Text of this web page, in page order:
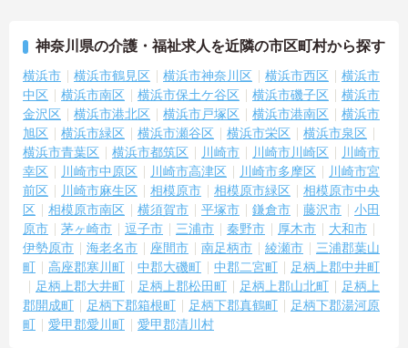
神奈川県の介護・福祉求人を近隣の市区町村から探す
横浜市 横浜市鶴見区 横浜市神奈川区 横浜市西区
横浜市
中区
横浜市南区 横浜市保土ケ谷区 横浜市磯子区
横浜市
金沢区
横浜市港北区 横浜市戸塚区 横浜市港南区
横浜市
旭区
横浜市緑区 横浜市瀬谷区 横浜市栄区
横浜市泉区
横浜市青葉区
横浜市都筑区 川崎市 川崎市川崎区
川崎市
幸区
川崎市中原区 川崎市高津区 川崎市多摩区
川崎市宮
前区
川崎市麻生区 相模原市 相模原市緑区
相模原市中央
区
相模原市南区 横須賀市 平塚市 鎌倉市 藤沢市
小田
原市
茅ヶ崎市 逗子市 三浦市 秦野市 厚木市
大和市
伊勢原市
海老名市 座間市 南足柄市 綾瀬市
三浦郡葉山
町
高座郡寒川町 中郡大磯町 中郡二宮町
足柄上郡中井町
足柄上郡大井町
足柄上郡松田町 足柄上郡山北町
足柄上
郡開成町
足柄下郡箱根町 足柄下郡真鶴町
足柄下郡湯河原
町
愛甲郡愛川町 愛甲郡清川村